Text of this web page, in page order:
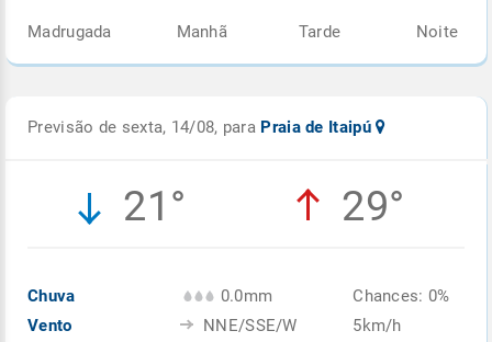
Madrugada Manhã Tarde Noite
Previsão de sexta, 14/08, para Praia de Itaipú
21° 29°
Chuva
Vento
0.0mm
NNE/SSE/W
Chances: 0%
5km/h